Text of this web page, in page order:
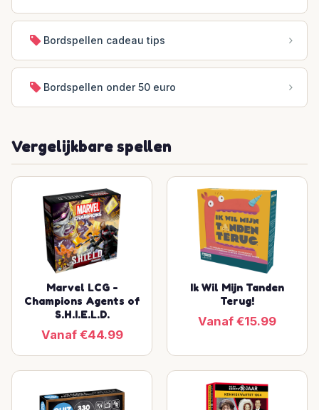
Bordspellen cadeau tips
Bordspellen onder 50 euro
Vergelijkbare spellen
Marvel LCG -
Champions Agents of
S.H.I.E.L.D.
Vanaf €44.99
Ik Wil Mijn Tanden
Terug!
Vanaf €15.99